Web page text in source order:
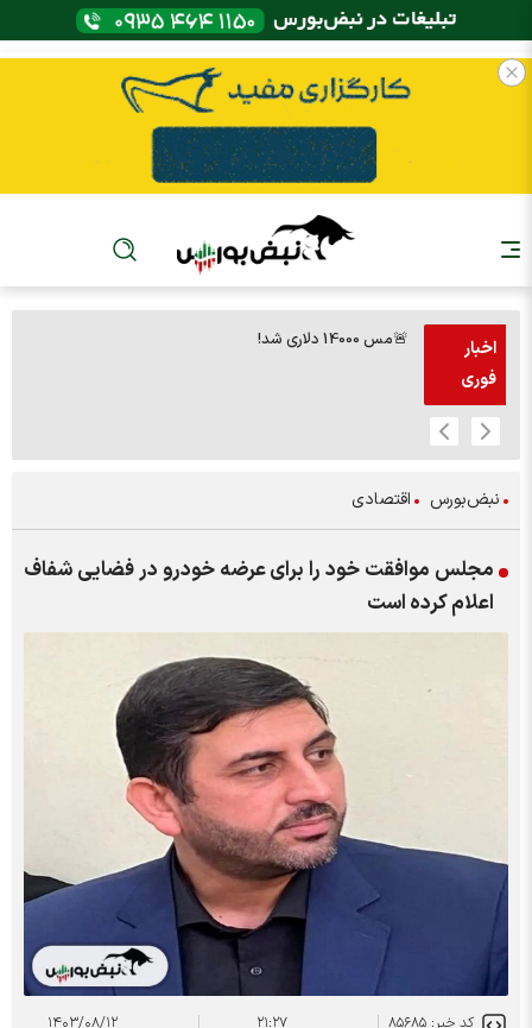
اخبار
فوری
🚨مس 14000 دلاری شد!
نبض‌بورس اقتصادی
مجلس موافقت خود را برای عرضه خودرو در فضایی شفاف
اعلام کرده است